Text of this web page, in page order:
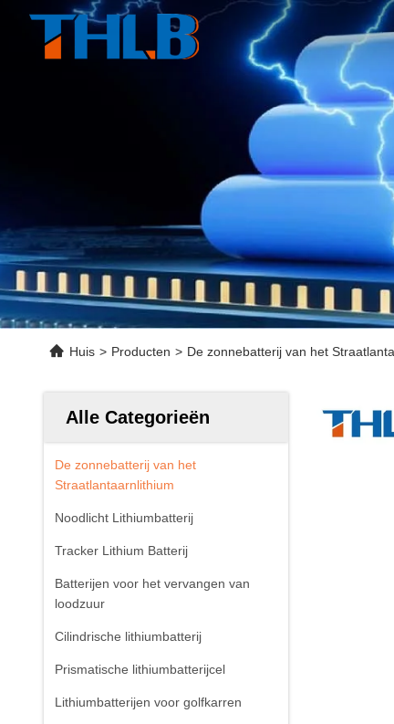
Huis > Producten > De zonnebatterij van het
Alle Categorieën
De zonnebatterij van het
Straatlantaarnlithium
Noodlicht Lithiumbatterij
Tracker Lithium Batterij
Batterijen voor het vervangen van
loodzuur
Cilindrische lithiumbatterij
Prismatische lithiumbatterijcel
Lithiumbatterijen voor golfkarren